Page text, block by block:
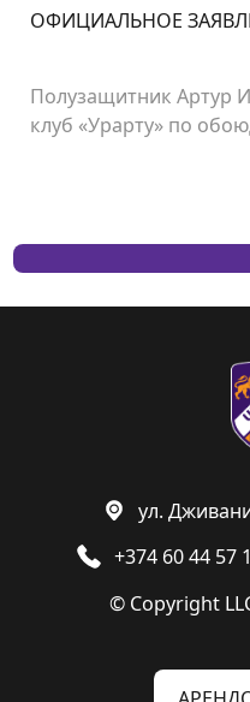
ОФИЦИАЛЬНОЕ
Полузащитник Артур
клуб «Урарту» по
© Copyright
+374 60 44 57
ул.